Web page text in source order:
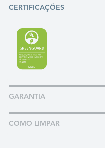
CERTIFICAÇÕES
GARANTIA
COMO LIMPAR